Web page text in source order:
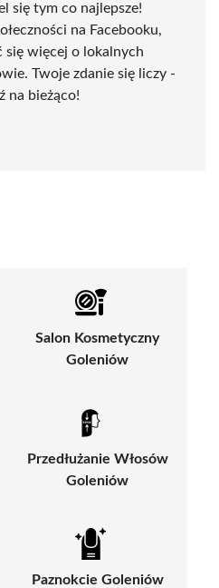
się tym co najlepsze!
na Facebooku,
się więcej o lokalnych
Twoje zdanie się liczy -
na bieżąco!
Salon Kosmetyczny
Goleniów
Przedłużanie Włosów
Goleniów
Paznokcie Goleniów